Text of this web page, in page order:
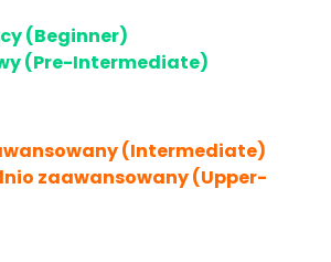
(Beginner)
(Pre-Intermediate)
(Intermediate)
zaawansowany (Upper-